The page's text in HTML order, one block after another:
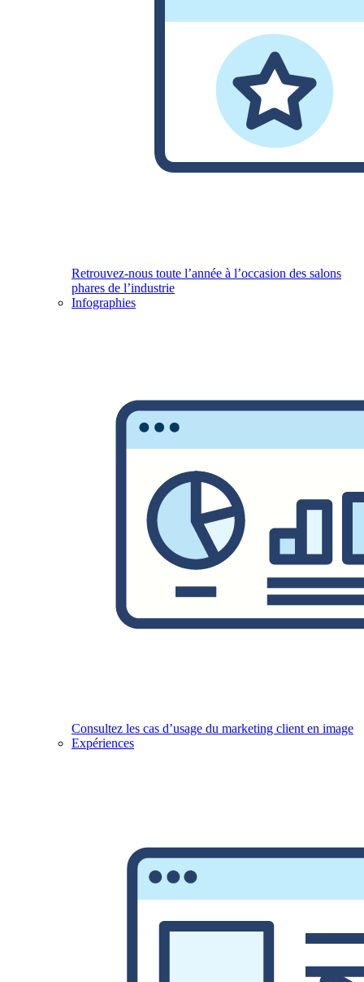
Retrouvez-nous toute l’année à l’occasion des salons
phares de l’industrie
Infographies
Consultez les cas d’usage du marketing client en image
Expériences